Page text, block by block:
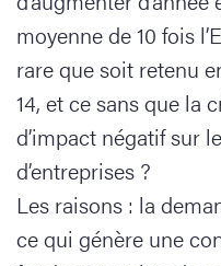
moyenne de 10 fois
rare que soit retenu
14, et ce sans que la
d’impact négatif sur
d’entreprises ?
Les raisons : la
ce qui génère une